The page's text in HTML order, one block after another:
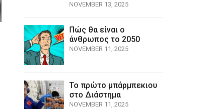
NOVEMBER 13, 2025
Πώς θα είναι ο
άνθρωπος το 2050
NOVEMBER 11, 2025
Το πρώτο μπάρμπεκιου
στο Διάστημα
NOVEMBER 11, 2025